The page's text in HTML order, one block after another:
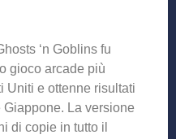
‘n Goblins fu
gioco arcade più
Uniti e ottenne risultati
La versione
di copie in tutto il